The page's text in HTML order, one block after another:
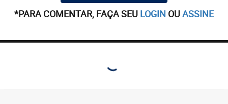
*PARA COMENTAR, FAÇA SEU LOGIN OUASSINE